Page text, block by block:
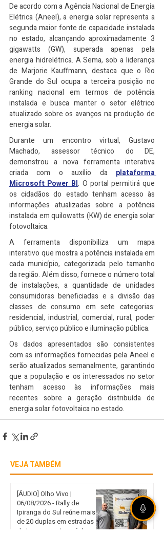
De acordo com a Agência Nacional de Energia
Elétrica (Aneel), a energia solar representa a
segunda maior fonte de capacidade instalada
no estado, alcançando aproximadamente 3
gigawatts (GW), superada apenas pela
energia hidrelétrica. A Sema, sob a liderança
de Marjorie Kauffmann, destaca que o Rio
Grande do Sul ocupa a terceira posição no
ranking nacional em termos de potência
instalada e busca manter o setor elétrico
atualizado sobre os avanços na produção de
energia solar.
Durante um encontro virtual, Gustavo
Machado, assessor técnico do DE,
demonstrou a nova ferramenta interativa
criada com o auxílio da plataforma
Microsoft Power BI. O portal permitirá que
os cidadãos do estado tenham acesso às
informações atualizadas sobre a potência
instalada em quilowatts (KW) de energia solar
fotovoltaica.
A ferramenta disponibiliza um mapa
interativo que mostra a potência instalada em
cada município, categorizada pelo tamanho
da região. Além disso, fornece o número total
de instalações, a quantidade de unidades
consumidoras beneficiadas e a divisão das
classes de consumo em sete categorias:
residencial, industrial, comercial, rural, poder
público, serviço público e iluminação pública.
Os dados apresentados são consistentes
com as informações fornecidas pela Aneel e
serão atualizados semanalmente, garantindo
que a população e os interessados no setor
tenham acesso às informações mais
recentes sobre a geração distribuída de
energia solar fotovoltaica no estado.
VEJA TAMBÉM
[ÁUDIO] Olho Vivo |
06/08/2026 - Rally de
Ipiranga do Sul reúne mais
de 20 duplas em estradas
de terra no norte gaúcho